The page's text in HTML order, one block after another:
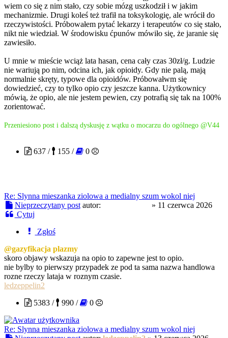
wiem co się z nim stało, czy sobie mózg uszkodził i w jakim
mechanizmie. Drugi koleś też trafił na toksykologię, ale wrócił do
rzeczywistości. Próbowałem pytać lekarzy i terapeutów co się stało,
nikt nie wiedział. W środowisku ćpunów mówiło się, że jaranie się
zawiesiło.
U mnie w mieście wciąż lata hasan, cena cały czas 30zł/g. Ludzie
nie wariują po nim, odcina ich, jak opioidy. Gdy nie palą, mają
normalnie skręty, typowe dla opioidów. Próbowałwm się
dowiedzieć, czy to tylko opio czy jeszcze kanna. Użytkownicy
mówią, że opio, ale nie jestem pewien, czy potrafią się tak na 100%
zorientować.
Przeniesiono post i dalszą dyskusję z wątku o mocarzu do ogólnego @V44
637 /
155 / 0
Re: Slynna mieszanka ziolowa a medialny szum wokol niej
Nieprzeczytany post autor: » 11 czerwca 2026
Cytuj
Zgłoś
@gazyfikacja plazmy
skoro objawy wskazuja na opio to zapewne jest to opio.
nie bylby to pierwszy przypadek ze pod ta sama nazwa handlowa
rozne rzeczy lataja w roznym czasie.
ledzeppelin2
5383 /
990 / 0
Re: Slynna mieszanka ziolowa a medialny szum wokol niej